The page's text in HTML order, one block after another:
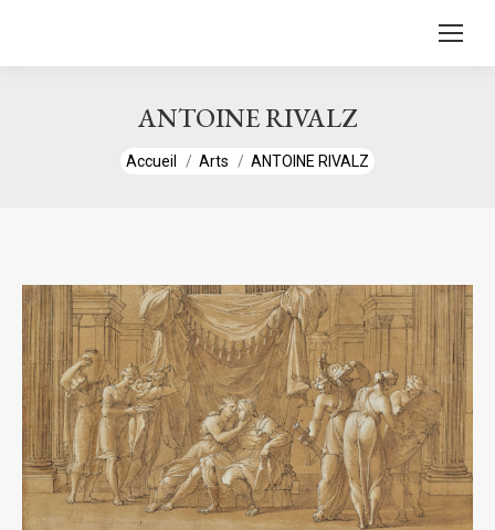
ANTOINE RIVALZ
Vous êtes ici :
Accueil Arts ANTOINE RIVALZ